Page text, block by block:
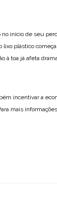
início de seu
lixo plástico
à toa já afeta
incentivar a
mais